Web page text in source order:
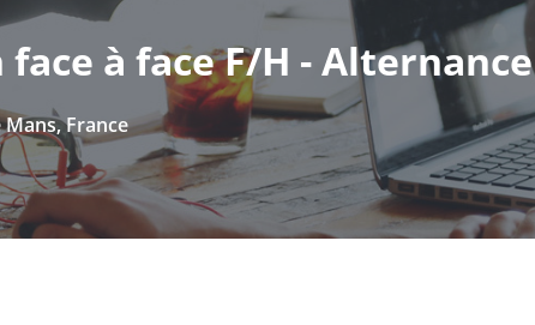
à face F/H - Alternance
France